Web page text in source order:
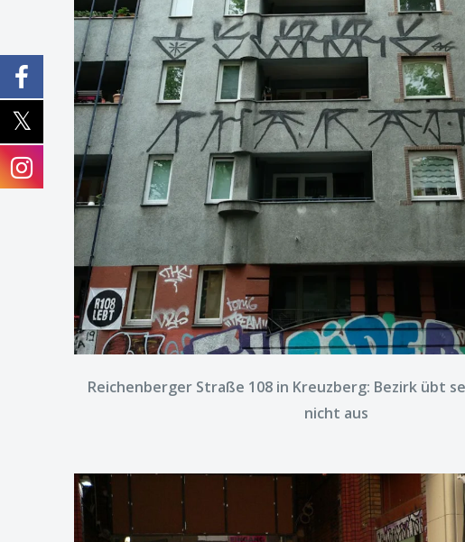
Reichenberger Straße 108 in Kreuzberg: Bezirk übt
nicht aus